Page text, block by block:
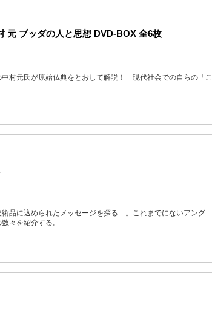
元 ブッダの人と思想 DVD-BOX 全6枚
村元氏が原始仏典をとおして解説！ 現代社会での自らの「こ
品に込められたメッセージを探る…。これまでにないアング
々を紹介する。